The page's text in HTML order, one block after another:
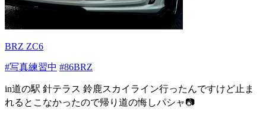
BRZ ZC6
#写真練習中 #86BRZ
in道の駅 針テラス 鈴鹿スカイライン行ったんですけど止ま
れるとこなかったので帰り道の悔しパシャ📷